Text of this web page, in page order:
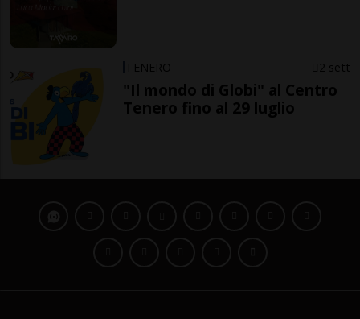
TENERO 2 sett
"Il mondo di Globi" al Centro
Tenero fino al 29 luglio